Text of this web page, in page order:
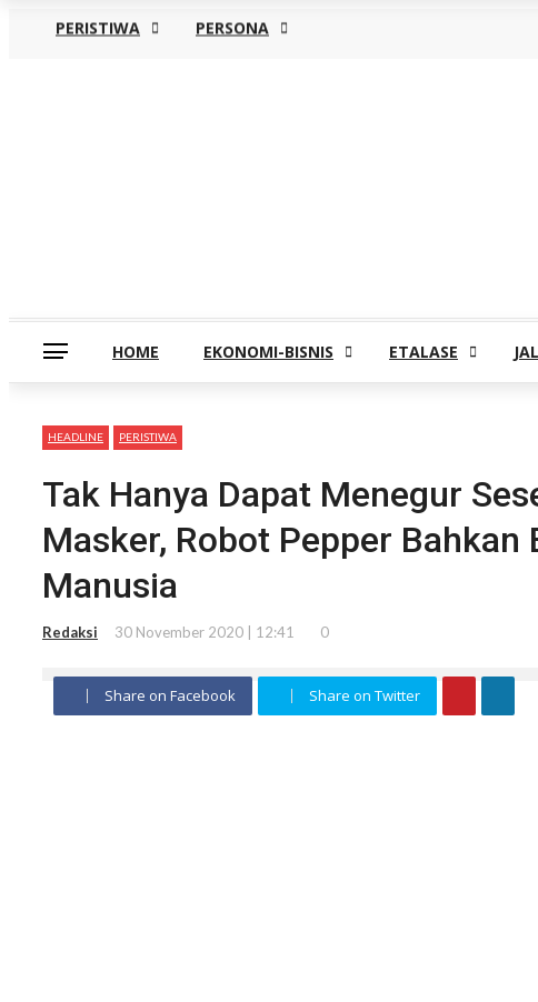
HOME EKONOMI-BISNIS ETALASE
PERISTIWA PERSONA
HEADLINE PERISTIWA
Tak Hanya Dapat Menegur
Masker, Robot Pepper Bahkan
Manusia
Redaksi 30 November 2020 | 12:41 0
Share on Facebook Share on Twitter